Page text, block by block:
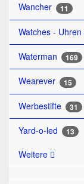
Wancher 11
Watches -
Waterman 169
Wearever 15
Werbestifte 31
Yard-o-led 13
Weitere